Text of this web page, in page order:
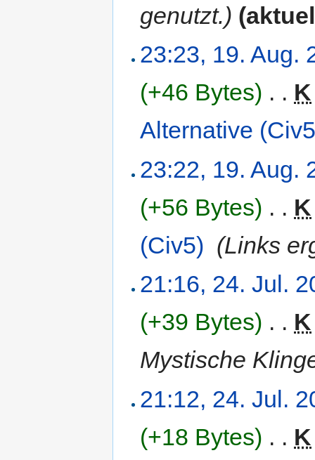
genutzt.)
23:23, 19. Aug.
(+46 Bytes) . . K
Alternative
23:22, 19. Aug.
(+56 Bytes) . . K
(Civ5) (Links
21:16, 24. Jul.
(+39 Bytes) . . K
Mystische
21:12, 24. Jul.
(+18 Bytes) . . K